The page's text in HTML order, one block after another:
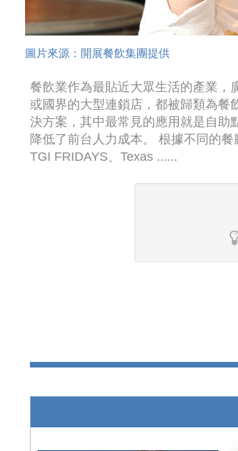
圖片來源：開展餐飲集團提供
餐飲業作為最貼近大眾生活的產業，
或國界的大型連鎖店，都被歸類為餐
決方案，其中最常見的應用就是自助
降低了前台人力成本。 根據不同的
TGI FRIDAYS、Texas ......